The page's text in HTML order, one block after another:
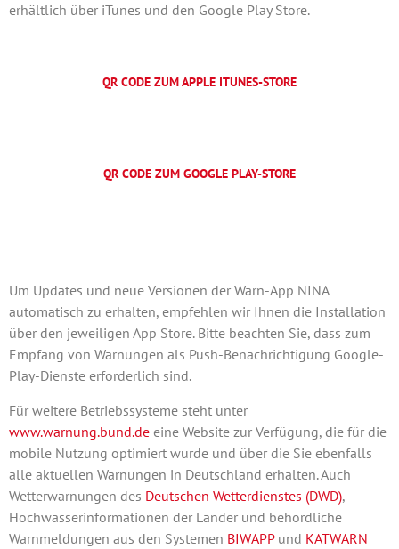
erhältlich über iTunes und den Google Play Store.
QR CODE ZUM APPLE ITUNES-STORE
QR CODE ZUM GOOGLE PLAY-STORE
Um Updates und neue Versionen der Warn-App NINA
automatisch zu erhalten, empfehlen wir Ihnen die Installation
über den jeweiligen App Store. Bitte beachten Sie, dass zum
Empfang von Warnungen als Push-Benachrichtigung Google-
Play-Dienste erforderlich sind.
Für weitere Betriebssysteme steht unter
www.warnung.bund.de eine Website zur Verfügung, die für die
mobile Nutzung optimiert wurde und über die Sie ebenfalls
alle aktuellen Warnungen in Deutschland erhalten. Auch
Wetterwarnungen des Deutschen Wetterdienstes (DWD),
Hochwasserinformationen der Länder und behördliche
Warnmeldungen aus den Systemen BIWAPPund KATWARN